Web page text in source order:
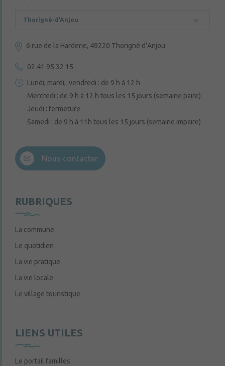
Thorigné-d'Anjou
6 rue de la Harderie, 49220 Thorigné d’Anjou
02 41 95 32 15
Lundi, mardi, vendredi : de 9 h à 12 h
Mercredi : de 9 h à 12 h tous les 15 jours (semaine paire)
Jeudi : fermeture
Samedi : de 9 h à 11h tous les 15 jours (semaine impaire)
Nous contacter
RUBRIQUES
La commune
Le quotidien
La vie pratique
La vie locale
Le village touristique
LIENS UTILES
Le portail familles